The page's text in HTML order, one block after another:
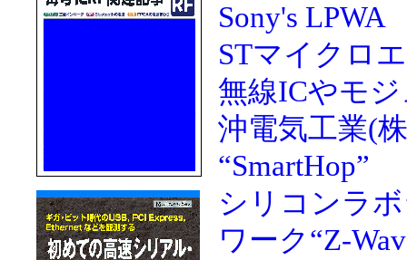
Sony's LPWA
STマイクロ
無線ICやモ
沖電気工業(
“SmartHop”
シリコンラ
ワーク“Z-